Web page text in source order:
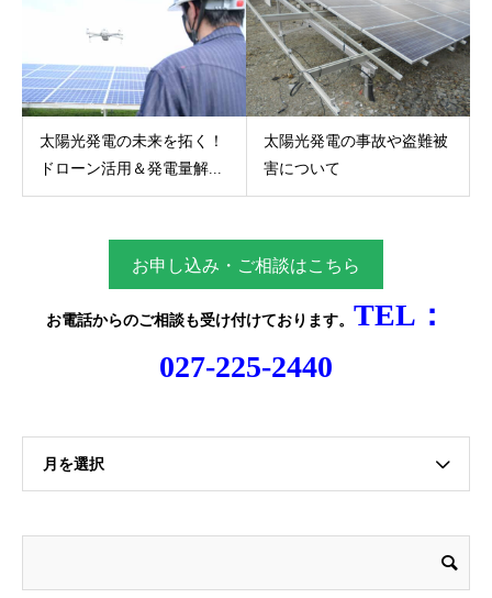
太陽光発電の未来を拓く！
ドローン活用＆発電量解...
太陽光発電の事故や盗難被
害について
お申し込み・ご相談はこちら
お電話からのご相談も受け付けております。 TEL：
027-225-2440
月を選択